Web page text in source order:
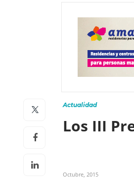
Actualidad
Los III
Octubre, 2015